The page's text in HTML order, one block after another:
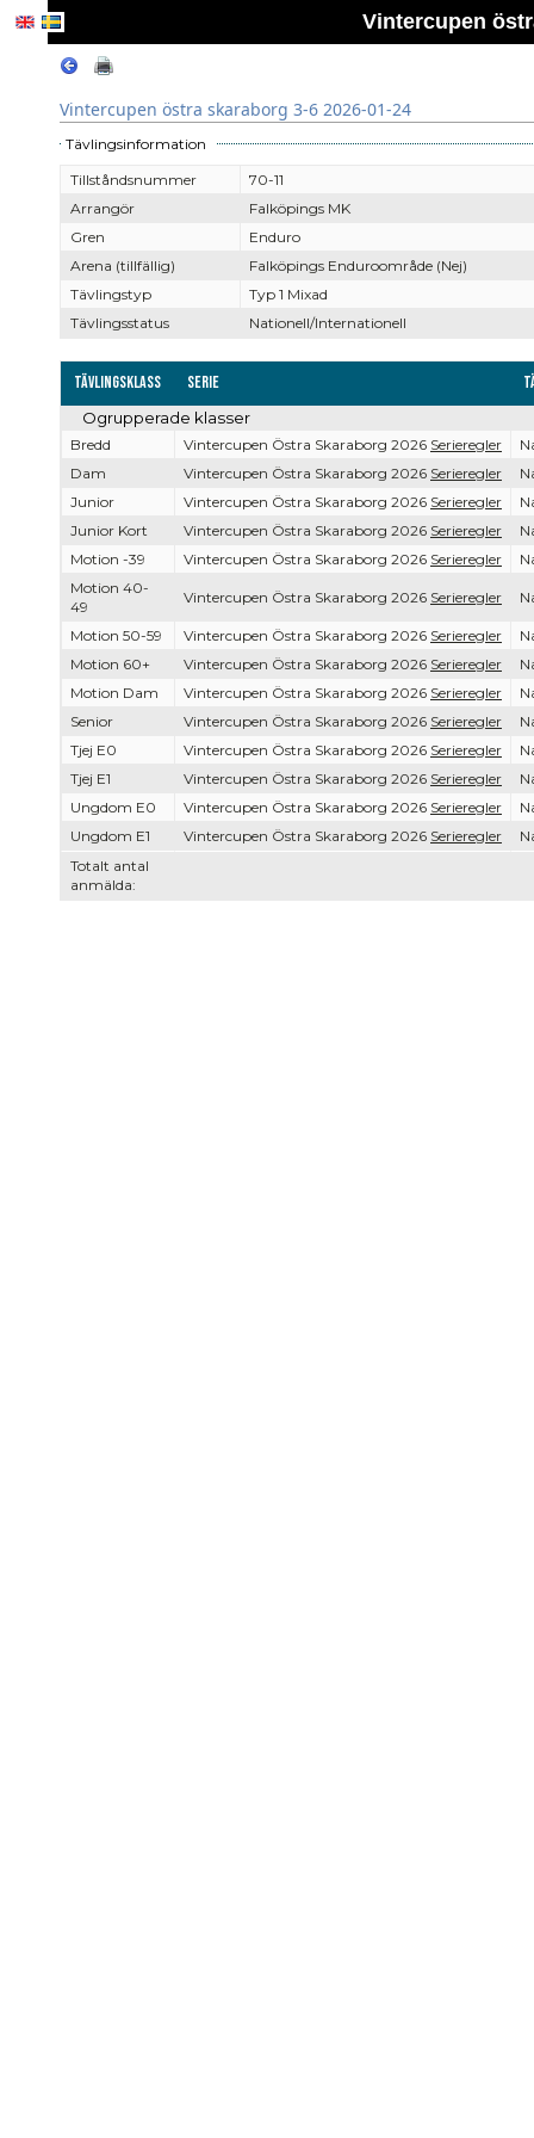
Vintercupen
Vintercupen östra skaraborg 3-6 2026-01-24
Tävlingsinformation
Tillståndsnummer
70-11
Arrangör
Falköpings MK
Gren
Enduro
Arena (tillfällig)
Falköpings Enduroområde (Nej)
Tävlingstyp
Typ 1 Mixad
Tävlingsstatus
Nationell/Internationell
Tävlingsklass Serie
Totalt antal
anmälda:
Ogrupperade klasser
Bredd Vintercupen Östra Skaraborg 2026 Serieregler
Dam
Vintercupen Östra Skaraborg 2026 Serieregler
Junior
Vintercupen Östra Skaraborg 2026 Serieregler
Junior Kort
Vintercupen Östra Skaraborg 2026 Serieregler
Motion -39
Vintercupen Östra Skaraborg 2026 Serieregler
Motion 40-
49
Vintercupen Östra Skaraborg 2026 Serieregler
Motion 50-59 Vintercupen Östra Skaraborg 2026 Serieregler
Motion 60+
Vintercupen Östra Skaraborg 2026 Serieregler
Motion Dam
Vintercupen Östra Skaraborg 2026 Serieregler
Senior
Vintercupen Östra Skaraborg 2026 Serieregler
Tjej E0
Vintercupen Östra Skaraborg 2026 Serieregler
Tjej E1
Vintercupen Östra Skaraborg 2026 Serieregler
Ungdom E0
Vintercupen Östra Skaraborg 2026 Serieregler
Ungdom E1
Vintercupen Östra Skaraborg 2026 Serieregler